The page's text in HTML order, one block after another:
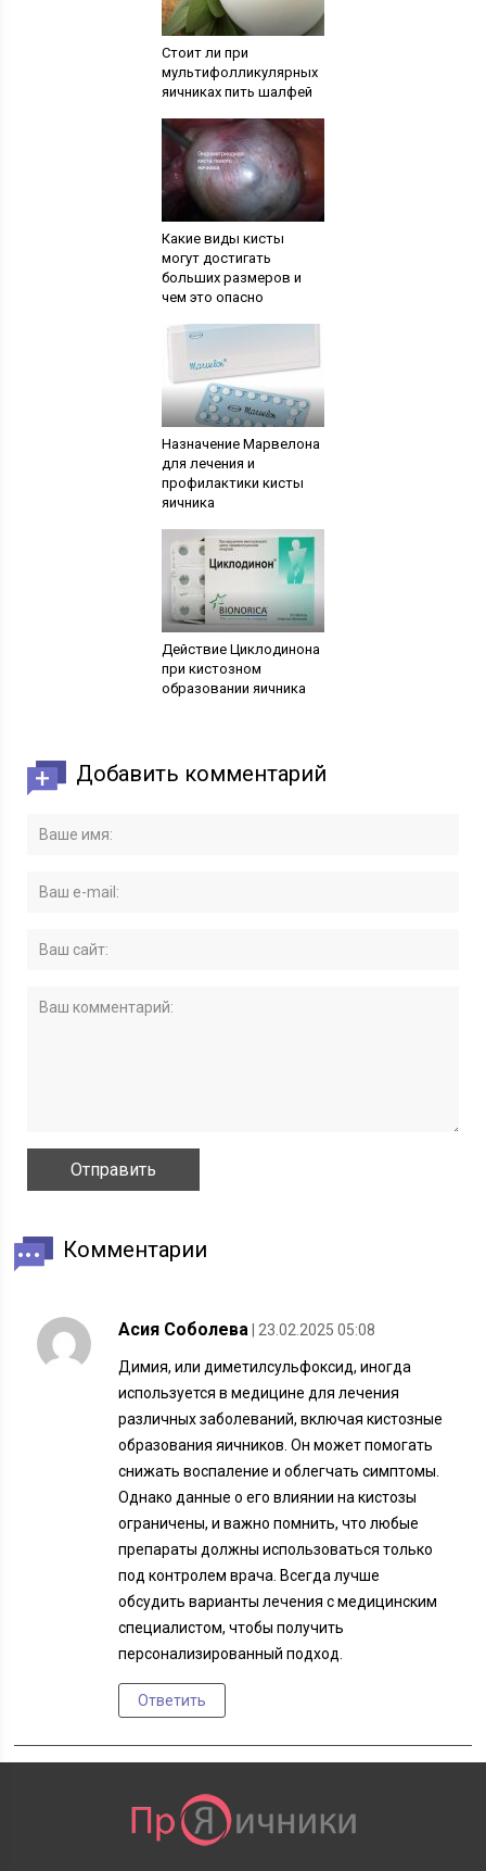
Стоит ли при
мультифолликулярных
яичниках пить шалфей
Какие виды кисты
могут достигать
больших размеров и
чем это опасно
Назначение Марвелона
для лечения и
профилактики кисты
яичника
Действие Циклодинона
при кистозном
образовании яичника
Добавить комментарий
Комментарии
Асия Соболева | 23.02.2025 05:08
Димия, или диметилсульфоксид, иногда
используется в медицине для лечения
различных заболеваний, включая кистозные
образования яичников. Он может помогать
снижать воспаление и облегчать симптомы.
Однако данные о его влиянии на кистозы
ограничены, и важно помнить, что любые
препараты должны использоваться только
под контролем врача. Всегда лучше
обсудить варианты лечения с медицинским
специалистом, чтобы получить
персонализированный подход.
Ответить